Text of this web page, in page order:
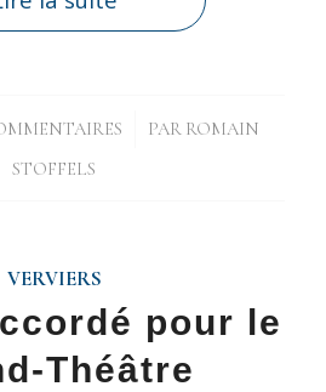
/ PAR ROMAIN
STOFFELS
VERVIERS
pour le
Théâtre